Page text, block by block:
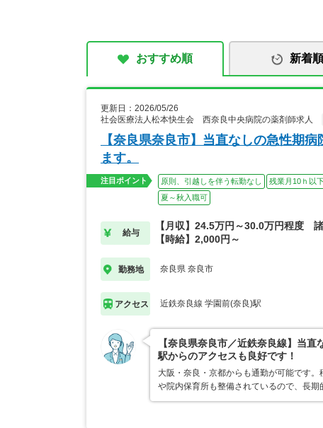
おすすめ順 新着順
更新日：2026/05/26
社会医療法人松本快生会 西奈良中央病院の薬剤師求人
【奈良県奈良市】当直なしの急性期
ます。
注目ポイント 原則、引越しを伴う転勤なし 残業月10ｈ以
夏～秋入職可
給与
【月収】24.5万円～30.0万円程度
【時給】2,000円～
勤務地 奈良県 奈良市
アクセス 近鉄奈良線 学園前(奈良)駅
【奈良県奈良市／近鉄奈良線】当
駅からのアクセスも良好です！
大阪・奈良・京都からも通勤が可能です
や院内保育所も整備されているので、長